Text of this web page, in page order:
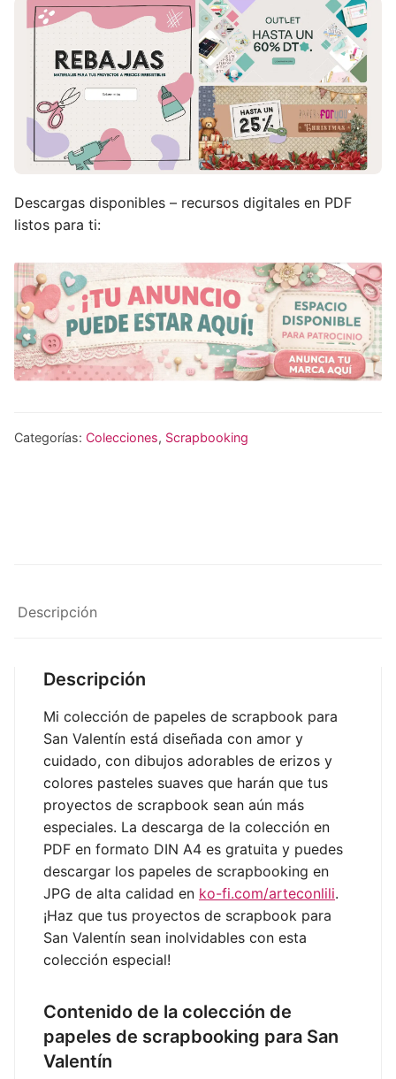
Descargas disponibles – recursos digitales en PDF
listos para ti:
Categorías: Colecciones, Scrapbooking
Descripción
Descripción
Mi colección de papeles de scrapbook para
San Valentín está diseñada con amor y
cuidado, con dibujos adorables de erizos y
colores pasteles suaves que harán que tus
proyectos de scrapbook sean aún más
especiales. La descarga de la colección en
PDF en formato DIN A4 es gratuita y puedes
descargar los papeles de scrapbooking en
JPG de alta calidad en ko-fi.com/arteconlili.
¡Haz que tus proyectos de scrapbook para
San Valentín sean inolvidables con esta
colección especial!
Contenido de la colección de
papeles de scrapbooking para San
Valentín